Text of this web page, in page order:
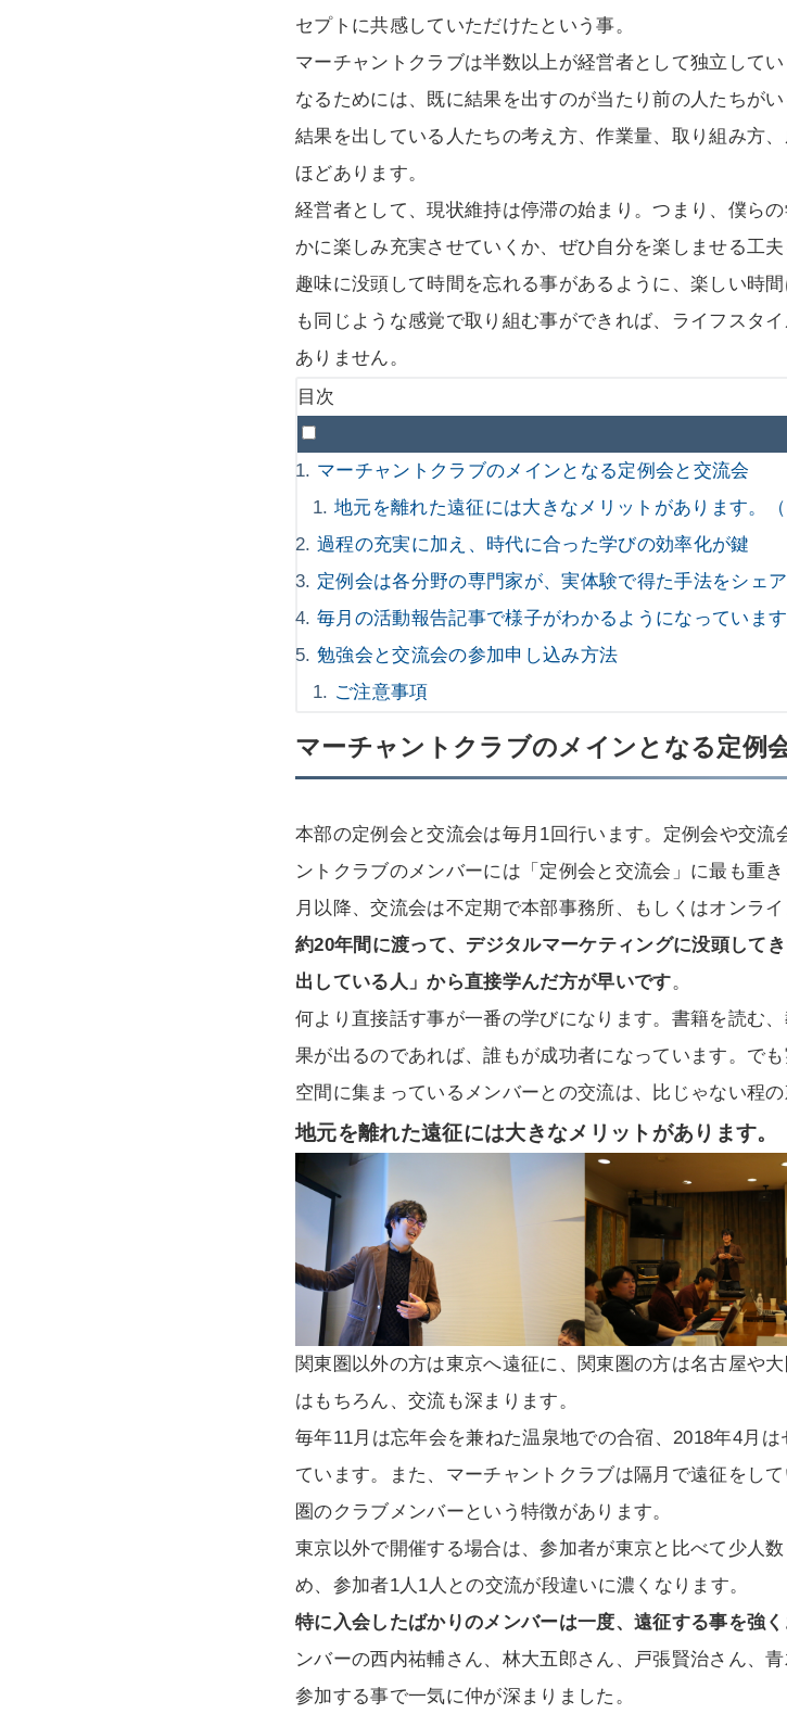
セプトに共感していただけたという事。
マーチャントクラブは半数以上が経営者として独立して
なるためには、既に結果を出すのが当たり前の人たちが
結果を出している人たちの考え方、作業量、取り組み方
ほどあります。
経営者として、現状維持は停滞の始まり。つまり、僕ら
かに楽しみ充実させていくか、ぜひ自分を楽しませる工
趣味に没頭して時間を忘れる事があるように、楽しい時
も同じような感覚で取り組む事ができれば、ライフスタ
ありません。
目次
マーチャントクラブのメインとなる定例会と交流会
地元を離れた遠征には大きなメリットがあります。
過程の充実に加え、時代に合った学びの効率化が鍵
定例会は各分野の専門家が、実体験で得た手法をシェア
毎月の活動報告記事で様子がわかるようになっています
勉強会と交流会の参加申し込み方法
ご注意事項
マーチャントクラブのメインとなる定例
本部の定例会と交流会は毎月1回行います。定例会や交流
ントクラブのメンバーには「定例会と交流会」に最も重
月以降、交流会は不定期で本部事務所、もしくはオンライ
約20年間に渡って、デジタルマーケティングに没頭して
出している人」から直接学んだ方が早いです。
何より直接話す事が一番の学びになります。書籍を読む
果が出るのであれば、誰もが成功者になっています。で
空間に集まっているメンバーとの交流は、比じゃない程の
地元を離れた遠征には大きなメリットがあります。
関東圏以外の方は東京へ遠征に、関東圏の方は名古屋や
はもちろん、交流も深まります。
毎年11月は忘年会を兼ねた温泉地での合宿、2018年4月
ています。また、マーチャントクラブは隔月で遠征をし
圏のクラブメンバーという特徴があります。
東京以外で開催する場合は、参加者が東京と比べて少人
め、参加者1人1人との交流が段違いに濃くなります。
特に入会したばかりのメンバーは一度、遠征する事を強
ンバーの西内祐輔さん、林大五郎さん、戸張賢治さん、
参加する事で一気に仲が深まりました。